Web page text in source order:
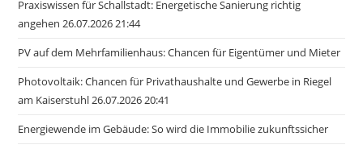
Praxiswissen für Schallstadt: Energetische Sanierung richtig
angehen 26.07.2026 21:44
PV auf dem Mehrfamilienhaus: Chancen für Eigentümer und Mieter
Photovoltaik: Chancen für Privathaushalte und Gewerbe in Riegel
am Kaiserstuhl 26.07.2026 20:41
Energiewende im Gebäude: So wird die Immobilie zukunftssicher